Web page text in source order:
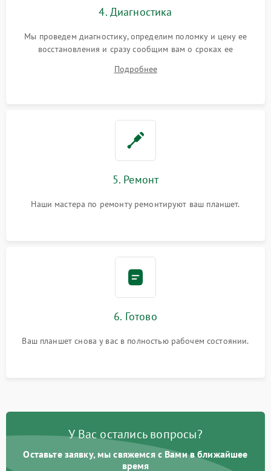
4. Диагностика
Мы проведем диагностику, определим поломку и цену ее
восстановления и сразу сообщим вам о сроках ее
Подробнее
5. Ремонт
Наши мастера по ремонту ремонтируют ваш планшет.
6. Готово
Ваш планшет снова у вас в полностью рабочем состоянии.
У Вас остались вопросы?
Оставьте заявку, мы свяжемся с Вами в ближайшее
время